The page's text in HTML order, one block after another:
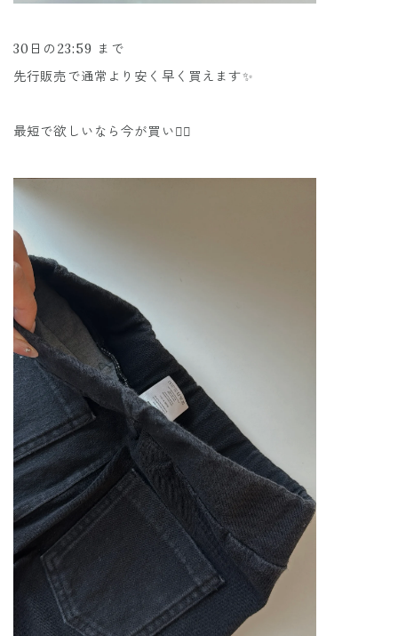
30日の23:59 まで
先行販売で通常より安く早く買えます✨
最短で欲しいなら今が買い👌🏼